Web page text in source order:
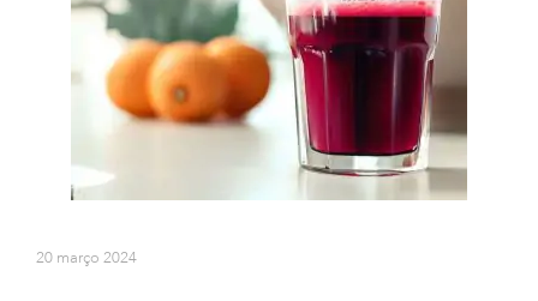
20 março 2024